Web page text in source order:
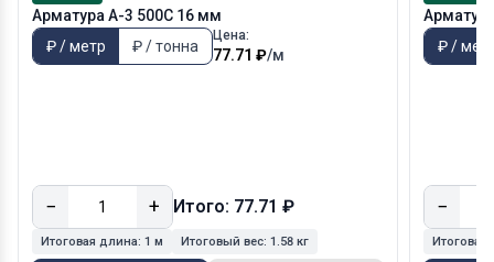
Арматура А-3 500С 16 мм
₽ / метр
₽ / тонна
Цена:
77.71 ₽/м
− + Итого: 77.71 ₽
Итоговая длина: 1 м Итоговый вес: 1.58 кг
₽ /
−